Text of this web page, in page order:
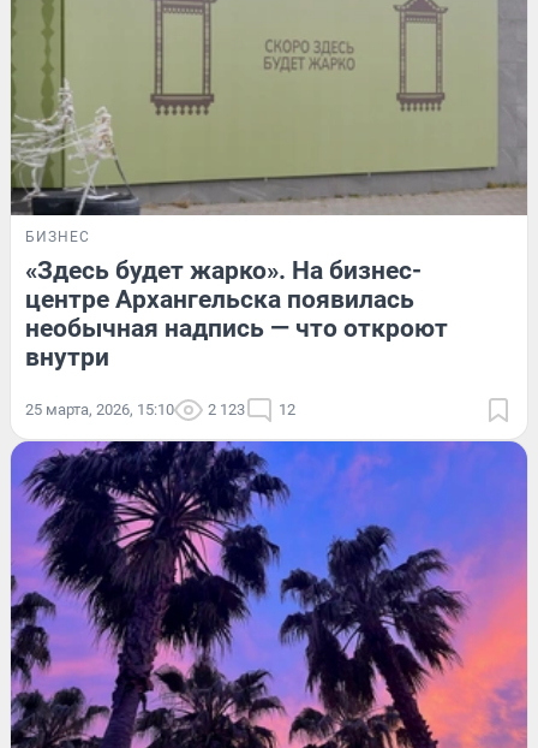
БИЗНЕС
«Здесь будет жарко». На бизнес-
центре Архангельска появилась
необычная надпись — что откроют
внутри
25 марта, 2026, 15:10 2 123 12